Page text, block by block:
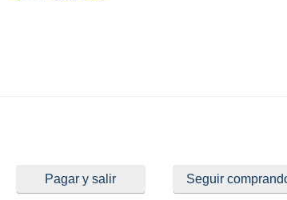
Pagar y salir Seguir